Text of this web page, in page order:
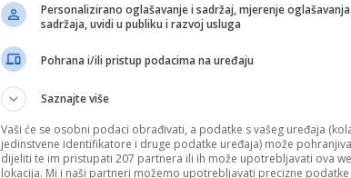
Personalizirano oglašavanje i sadržaj, mjerenje
sadržaja, uvidi u publiku i razvoj usluga
Pohrana i/ili pristup podacima na uređaju
Saznajte više
Vaši će se osobni podaci obrađivati, a podatke s vašeg uređaja
jedinstvene identifikatore i druge podatke uređaja) može
dijeliti te im pristupati 207 partnera ili ih može upotrebljavati ova
lokacija. Mi i naši partneri možemo upotrebljavati precizne podatke